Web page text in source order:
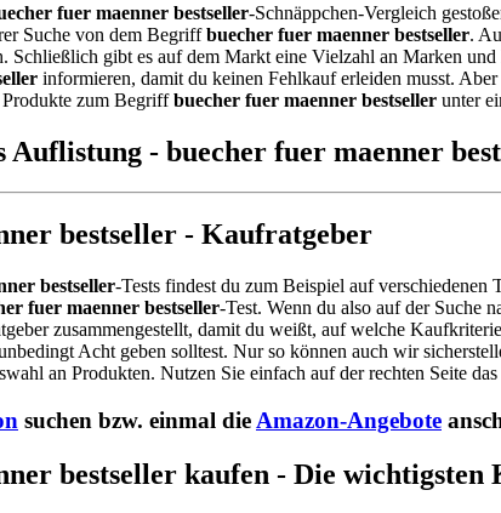
fuer maenner bestseller-Schnäppchen-Vergleich
Suche von dem Begriffbuecher fuer maenner bestseller.
Schließlich gibt es auf dem Markt eine Vielzahl an Marken und
informieren, damit du keinen Fehlkauf erleiden musst.
zum Begriffbuecher fuer maenner bestseller unter
Auflistung - buecher fuer maenner
bestseller - Kaufratgeber
bestseller-Tests findest du zum Beispiel auf verschiedenen
fuer maenner bestseller-Test. Wenn du also auf der Suche
zusammengestellt, damit du weißt, auf welche
Acht geben solltest. Nur so können auch wir
an Produkten. Nutzen Sie einfach auf der rechten Seite
suchen bzw. einmal die Amazon-Angebote
bestseller kaufen - Die